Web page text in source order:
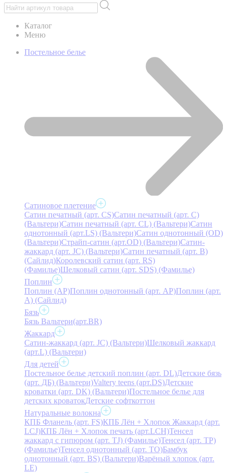
Каталог
Меню
Постельное белье
Сатиновое плетение
Сатин печатный (арт. СS)Сатин печатный (арт. С)
(Вальтери)Сатин печатный (арт. СL) (Вальтери)Сатин
однотонный (арт.LS) (Вальтери)Сатин однотонный (OD)
(Вальтери)Страйп-сатин (арт.OD) (Вальтери)Сатин-
жаккард (арт. JC) (Вальтери)Сатин печатный (арт. В)
(Сайлид)Королевский сатин (арт. RS)
(Фамилье)Шелковый сатин (арт. SDS) (Фамилье)
Поплин
Поплин (AP)Поплин однотонный (арт. AP)Поплин (арт.
А) (Сайлид)
Бязь
Бязь Вальтери(арт.BR)
Жаккард
Сатин-жаккард (арт. JC) (Вальтери)Шелковый жаккард
(арт.L) (Вальтери)
Для детей
Постельное белье детский поплин (арт. DL)Детские бязь
(арт. ДБ) (Вальтери)Valtery teens (арт.DS)Детские
кроватки (арт. DK) (Вальтери)Постельное белье для
детских кроватокДетские софткоттон
Натуральные волокна
КПБ Фланель (арт. FS)КПБ Лён + Хлопок Жаккард (арт.
LCJ)КПБ Лён + Хлопок печать (арт.LCH)Тенсел
жаккард с гипюром (арт. TJ) (Фамилье)Тенсел (арт. ТР)
(Фамилье)Тенсел однотонный (арт. TO)Бамбук
однотонный (арт. BS) (Вальтери)Варёный хлопок (арт.
LE)